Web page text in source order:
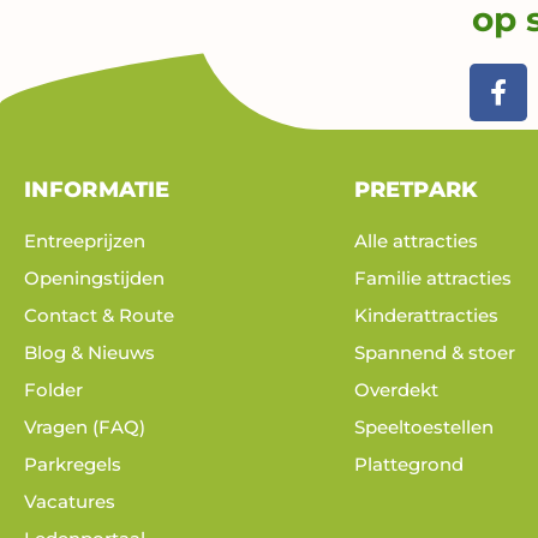
op
F
a
c
-
f
INFORMATIE
Entreeprijzen
Openingstijden
Contact & Route
Blog & Nieuws
Folder
Vragen (FAQ)
Parkregels
Vacatures
PRETPARK
Alle attracties
Familie attracties
Kinderattracties
Spannend & stoer
Overdekt
Speeltoestellen
Plattegrond